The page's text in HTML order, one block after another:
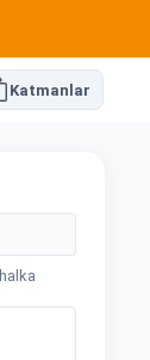
Katmanlar
halka